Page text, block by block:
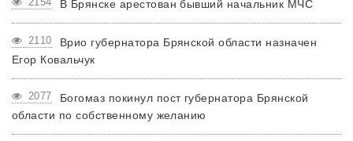
В Брянске арестован бывший начальник МЧС
2110
Врио губернатора Брянской области назначен
Егор Ковальчук
2077
Богомаз покинул пост губернатора Брянской
области по собственному желанию